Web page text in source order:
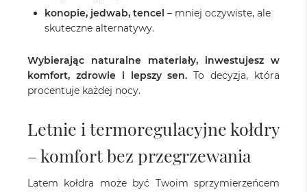
konopie, jedwab, tencel – mniej oczywiste, ale
skuteczne alternatywy.
Wybierając naturalne materiały, inwestujesz w
komfort, zdrowie i lepszy sen. To decyzja, która
procentuje każdej nocy.
Letnie i termoregulacyjne kołdry
– komfort bez przegrzewania
Latem kołdra może być Twoim sprzymierzeńcem